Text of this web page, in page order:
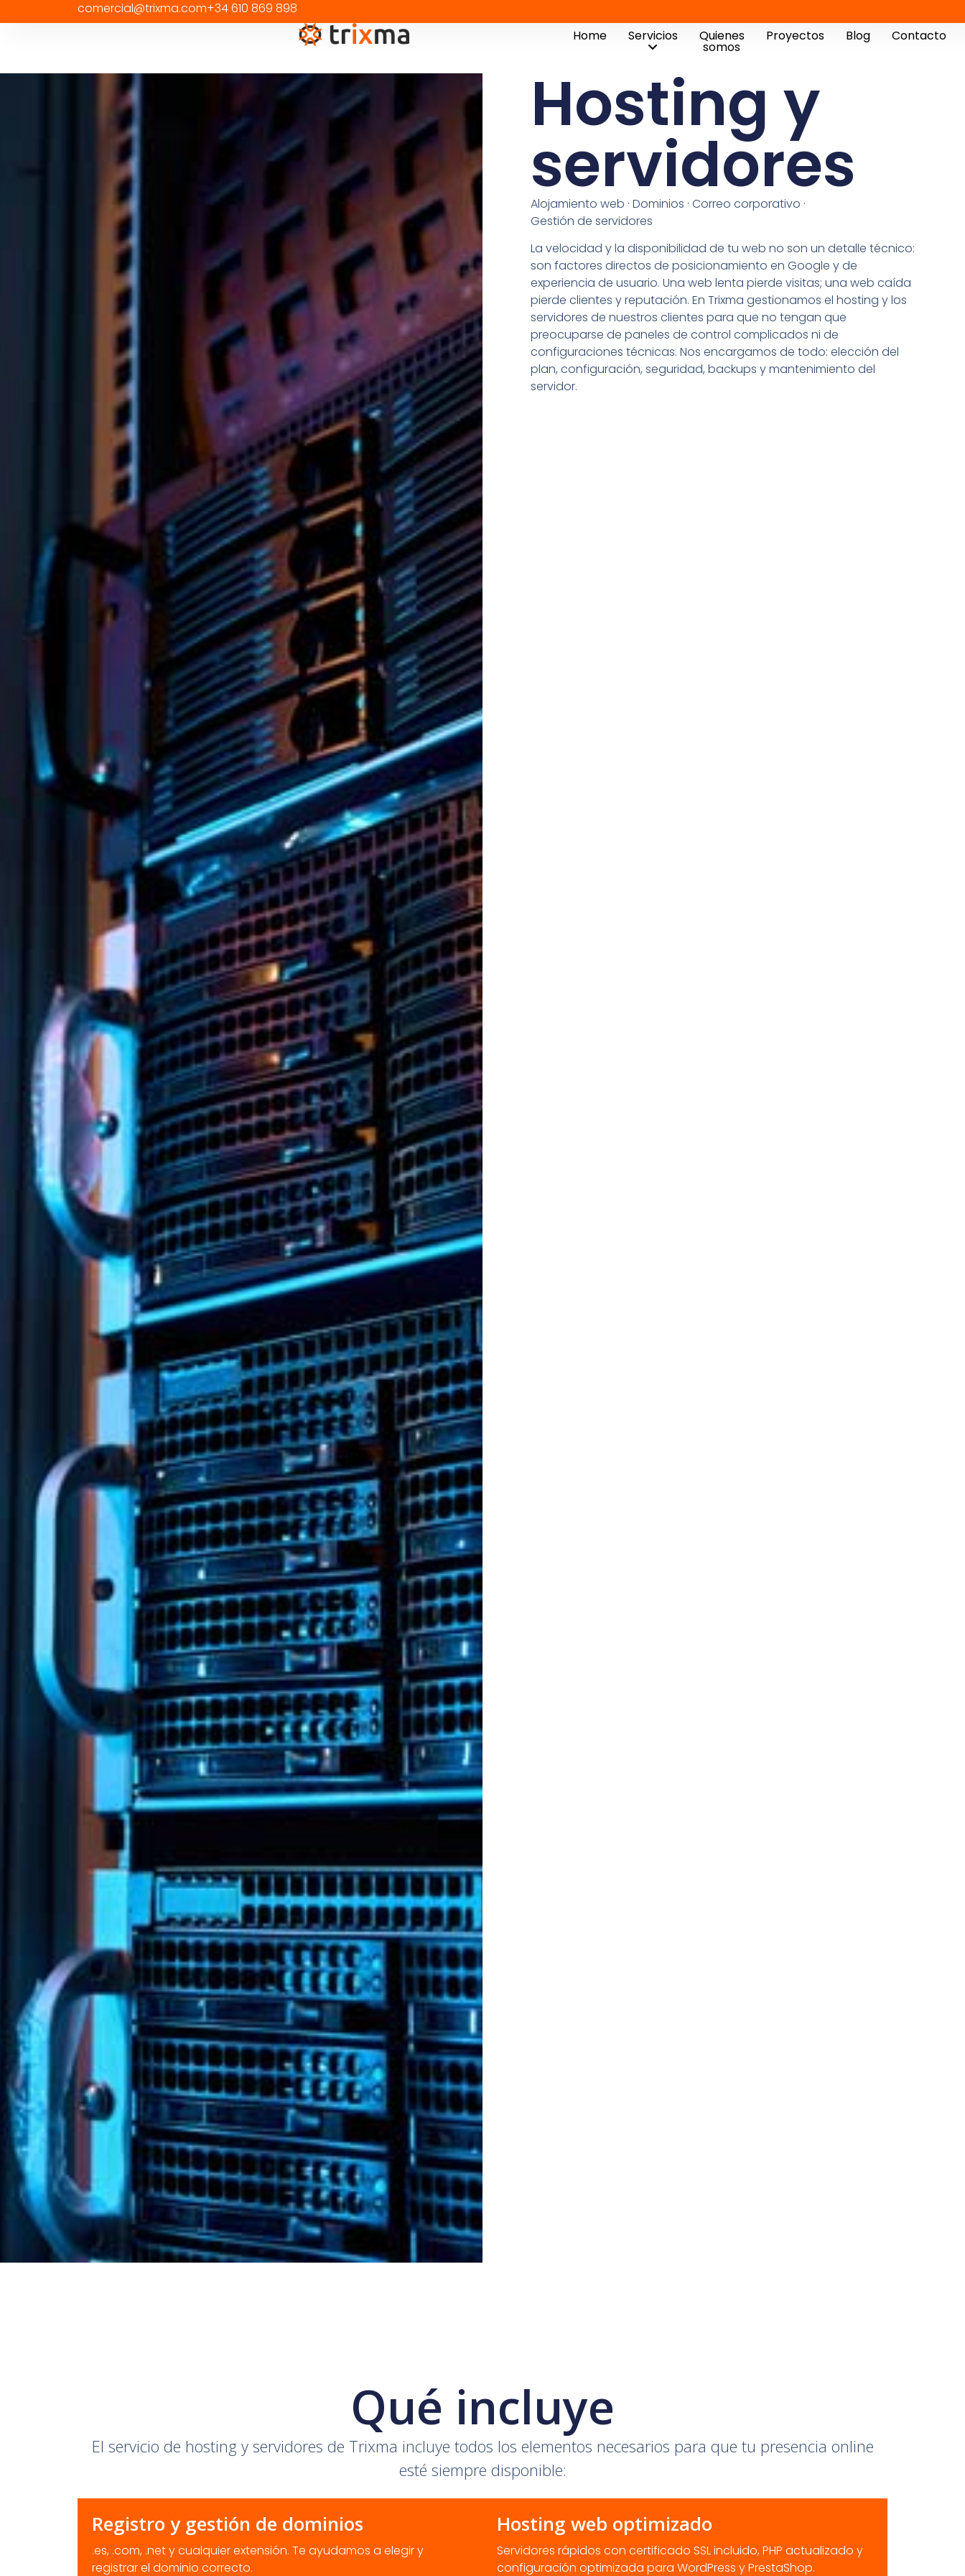
comercial@trixma.com+34 610 869 898
Home
Servicios Quienes
somos
Proyectos Blog Contacto
Hosting y
servidores
Alojamiento web · Dominios · Correo corporativo ·
Gestión de servidores
La velocidad y la disponibilidad de tu web no son un detalle técnico:
son factores directos de posicionamiento en Google y de
experiencia de usuario. Una web lenta pierde visitas; una web caída
pierde clientes y reputación. En Trixma gestionamos el hosting y los
servidores de nuestros clientes para que no tengan que
preocuparse de paneles de control complicados ni de
configuraciones técnicas. Nos encargamos de todo: elección del
plan, configuración, seguridad, backups y mantenimiento del
servidor.
Qué incluye
El servicio de hosting y servidores de Trixma incluye todos los elementos necesarios para que tu presencia online
esté siempre disponible:
Registro y gestión de dominios
.es, .com, .net y cualquier extensión. Te ayudamos a elegir y
registrar el dominio correcto.
Hosting web optimizado
Servidores rápidos con certificado SSL incluido, PHP actualizado y
configuración optimizada para WordPress y PrestaShop.